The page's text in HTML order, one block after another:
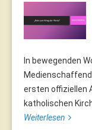
In bewegenden
ersten offiziellen
katholischen
Weiterlesen